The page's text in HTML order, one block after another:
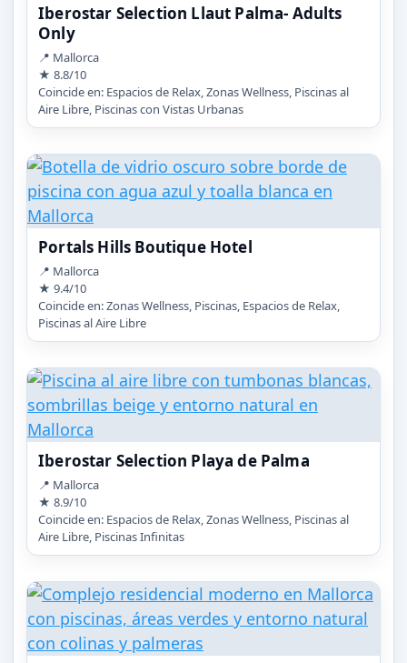
Iberostar Selection Llaut Palma- Adults
Only
📍 Mallorca
★ 8.8/10
Coincide en: Espacios de Relax, Zonas Wellness, Piscinas al
Aire Libre, Piscinas con Vistas Urbanas
Portals Hills Boutique Hotel
📍 Mallorca
★ 9.4/10
Coincide en: Zonas Wellness, Piscinas, Espacios de Relax,
Piscinas al Aire Libre
Iberostar Selection Playa de Palma
📍 Mallorca
★ 8.9/10
Coincide en: Espacios de Relax, Zonas Wellness, Piscinas al
Aire Libre, Piscinas Infinitas